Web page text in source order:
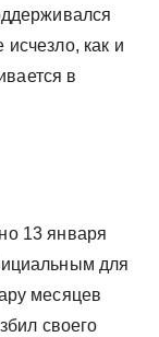
как и
в
13 января
для
месяцев
своего